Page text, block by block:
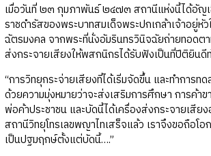
เมื่อวันที่ ๒๓ กุมภาพันธ์ ๒๔๗๓ สถานีแห่งนี้ได้อัญ
ราชดำรัสของพระบาทสมเด็จพระปกเกล้าเจ้าอยู่หั
ฉัตรมงคล จากพระที่นั่งอัมรินทรวินิจฉัยถ่ายทอดตา
ส่งกระจายเสียงให้พสกนิกรได้รับฟังเป็นที่ปีติยินดี
“การวิทยุกระจ่ายเสียงที่ได้เริ่มจัดขึ้น และทำการท
ด้วยความมุ่งหมายว่าจะส่งเสริมการศึกษา การค้า
พ่อค้าประชาชน และบัดนี้ได้เครื่องส่งกระจายเสีย
สถานีวิทยุโทรเลขพญาไทเสร็จแล้ว เราจึงขอถือโอ
เป็นปฐมฤกษ์ตั้งแต่บัดนี้….”